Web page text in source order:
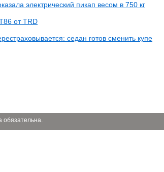
электрический пикап весом в 750 кг
от TRD
седан готов сменить купе
обязательна.